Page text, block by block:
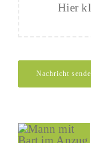
Hier
Nachricht